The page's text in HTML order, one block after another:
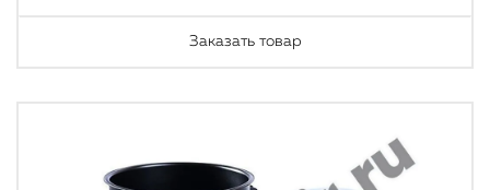
Заказать товар